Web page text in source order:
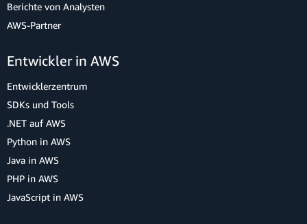
Berichte von Analysten
AWS-Partner
Entwickler in AWS
Entwicklerzentrum
SDKs und Tools
.NET auf AWS
Python in AWS
Java in AWS
PHP in AWS
JavaScript in AWS